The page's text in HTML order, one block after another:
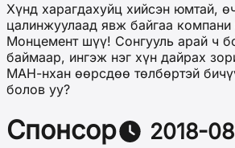
Хүнд харагдахуйц хийсэн юмтай,
цалинжуулаад явж байгаа
Монцемент шүү! Сонгууль арай ч
баймаар, ингэж нэг хүн дайрах
МАН-нхан өөрсдөө төлбөртэй
болов уу?
Спонсор
2018-